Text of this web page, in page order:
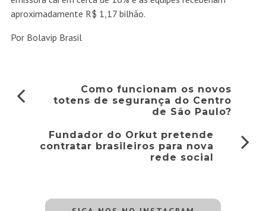
aproximadamente R$ 1,17 bilhão.
Por Bolavip Brasil
Como funcionam os novos
totens de segurança do Centro
de São Paulo?
Fundador do Orkut pretende
contratar brasileiros para nova
rede social